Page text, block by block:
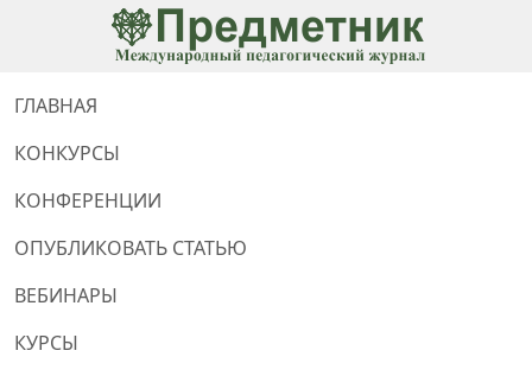
ГЛАВНАЯ
КОНКУРСЫ
КОНФЕРЕНЦИИ
ОПУБЛИКОВАТЬ СТАТЬЮ
ВЕБИНАРЫ
КУРСЫ